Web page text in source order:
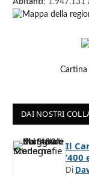
Abitanti: 1.947.131
Cartina
DAI NOSTRI
Il
Di